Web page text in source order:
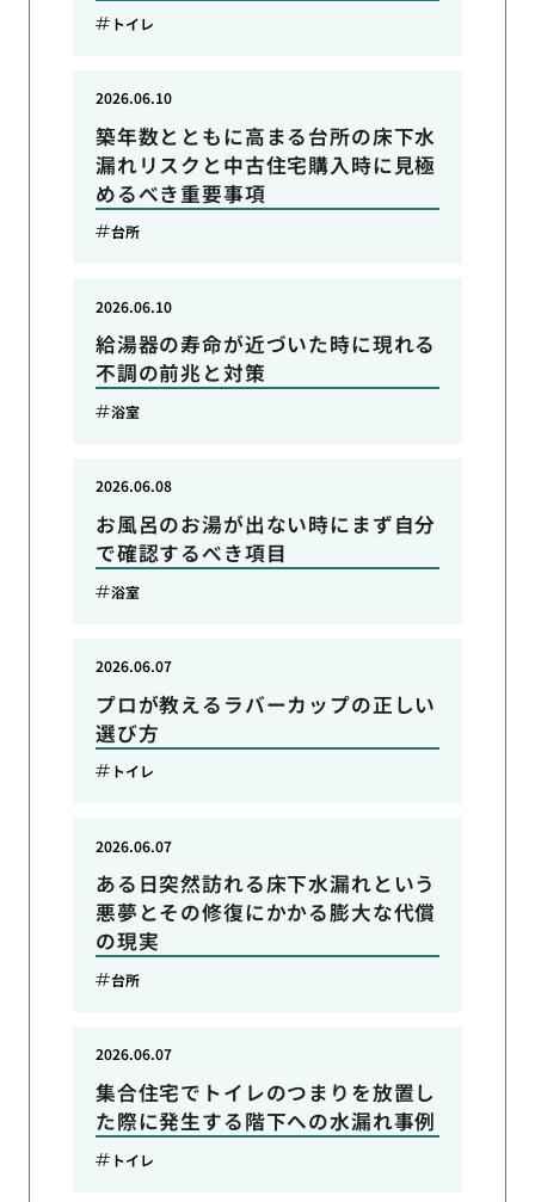
トイレ
築年数とともに高まる台所の床下水
漏れリスクと中古住宅購入時に見極
めるべき重要事項
2026.06.10
台所
給湯器の寿命が近づいた時に現れる
不調の前兆と対策
2026.06.10
浴室
お風呂のお湯が出ない時にまず自分
で確認するべき項目
2026.06.08
浴室
プロが教えるラバーカップの正しい
選び方
2026.06.07
トイレ
ある日突然訪れる床下水漏れという
悪夢とその修復にかかる膨大な代償
の現実
2026.06.07
台所
集合住宅でトイレのつまりを放置し
た際に発生する階下への水漏れ事例
2026.06.07
トイレ